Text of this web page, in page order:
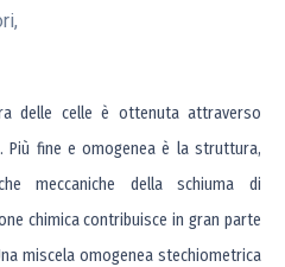
delle celle è ottenuta attraverso
Più fine e omogenea è la struttura,
meccaniche della schiuma di
chimica contribuisce in gran parte
miscela omogenea stechiometrica